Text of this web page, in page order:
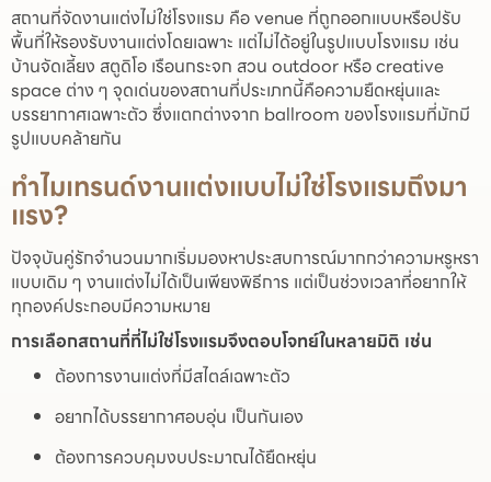
สถานที่จัดงานแต่งไม่ใช่โรงแรม คือ venue ที่ถูกออกแบบหรือปรับ
พื้นที่ให้รองรับงานแต่งโดยเฉพาะ แต่ไม่ได้อยู่ในรูปแบบโรงแรม เช่น
บ้านจัดเลี้ยง สตูดิโอ เรือนกระจก สวน outdoor หรือ creative
space ต่าง ๆ จุดเด่นของสถานที่ประเภทนี้คือความยืดหยุ่นและ
บรรยากาศเฉพาะตัว ซึ่งแตกต่างจาก ballroom ของโรงแรมที่มักมี
รูปแบบคล้ายกัน
ทำไมเทรนด์งานแต่งแบบไม่ใช่โรงแรมถึงมา
แรง?
ปัจจุบันคู่รักจำนวนมากเริ่มมองหาประสบการณ์มากกว่าความหรูหรา
แบบเดิม ๆ งานแต่งไม่ได้เป็นเพียงพิธีการ แต่เป็นช่วงเวลาที่อยากให้
ทุกองค์ประกอบมีความหมาย
การเลือกสถานที่ที่ไม่ใช่โรงแรมจึงตอบโจทย์ในหลายมิติ เช่น
ต้องการงานแต่งที่มีสไตล์เฉพาะตัว
อยากได้บรรยากาศอบอุ่น เป็นกันเอง
ต้องการควบคุมงบประมาณได้ยืดหยุ่น